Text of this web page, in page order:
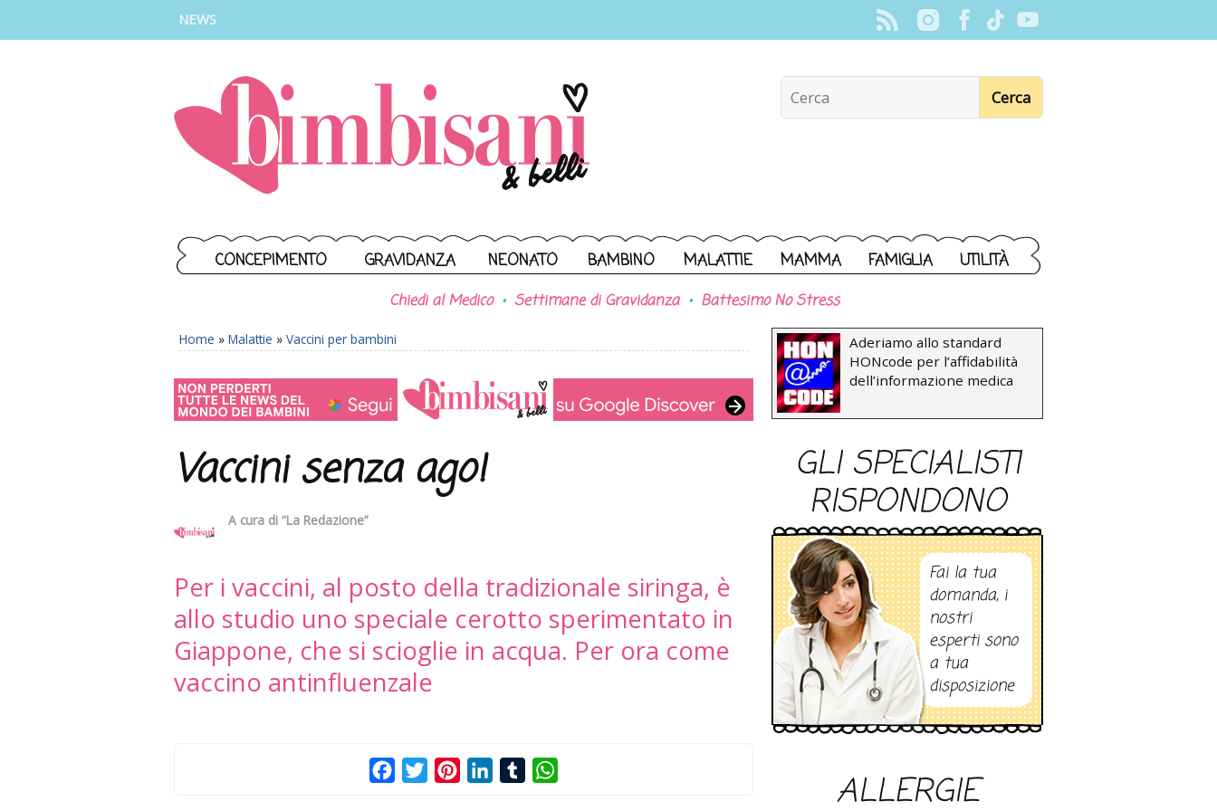
NEWS
CONCEPIMENTO GRAVIDANZA NEONATO BAMBINO MALATTIE MAMMA FAMIGLIA UTILITÀ
Chiedi al Medico Settimane di Gravidanza Battesimo No Stress
Home » Malattie » Vaccini per bambini
Vaccini senza ago!
A cura di “La Redazione”
Per i vaccini, al posto della tradizionale siringa, è
allo studio uno speciale cerotto sperimentato in
Giappone, che si scioglie in acqua. Per ora come
vaccino antinfluenzale
FacebookTwitterPinterestLinkedInTumblr
Aderiamo allo standard
HONcode per l’affidabilità
dell’informazione medica
GLI SPECIALISTI
RISPONDONO
Fai la tua
domanda, i
nostri
esperti sono
a tua
disposizione
ALLERGIE